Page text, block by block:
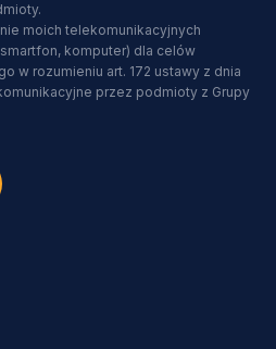
moich telekomunikacyjnych
komputer) dla celów
w rozumieniu art. 172 ustawy z dnia
przez podmioty z Grupy